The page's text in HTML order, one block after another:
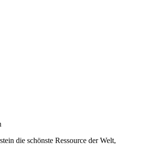
die schönste Ressource der Welt,